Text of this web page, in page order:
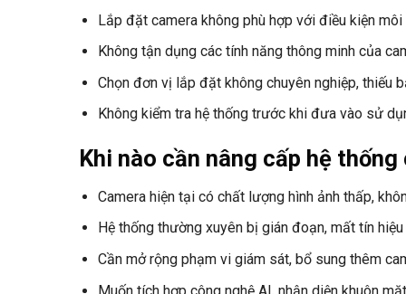
Lắp đặt camera không phù hợp với điều kiện
Không tận dụng các tính năng thông minh của
Chọn đơn vị lắp đặt không chuyên nghiệp, thiếu
Không kiểm tra hệ thống trước khi đưa vào sử
Khi nào cần nâng cấp hệ thống
Camera hiện tại có chất lượng hình ảnh thấp,
Hệ thống thường xuyên bị gián đoạn, mất tín hiệu
Cần mở rộng phạm vi giám sát, bổ sung thêm
Muốn tích hợp công nghệ AI, nhận diện khuôn